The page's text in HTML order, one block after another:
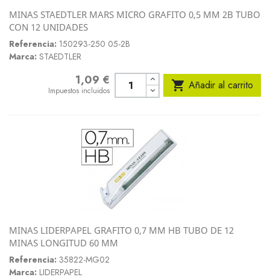
MINAS STAEDTLER MARS MICRO GRAFITO 0,5 MM 2B TUBO
CON 12 UNIDADES
Referencia: 150293-250 05-2B
Marca: STAEDTLER
1,09 €
Impuestos incluidos  Añadir al carrito
MINAS LIDERPAPEL GRAFITO 0,7 MM HB TUBO DE 12
MINAS LONGITUD 60 MM
Referencia: 35822-MG02
Marca: LIDERPAPEL